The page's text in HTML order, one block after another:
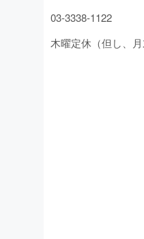
03-3338-1122
木曜定休（但し、